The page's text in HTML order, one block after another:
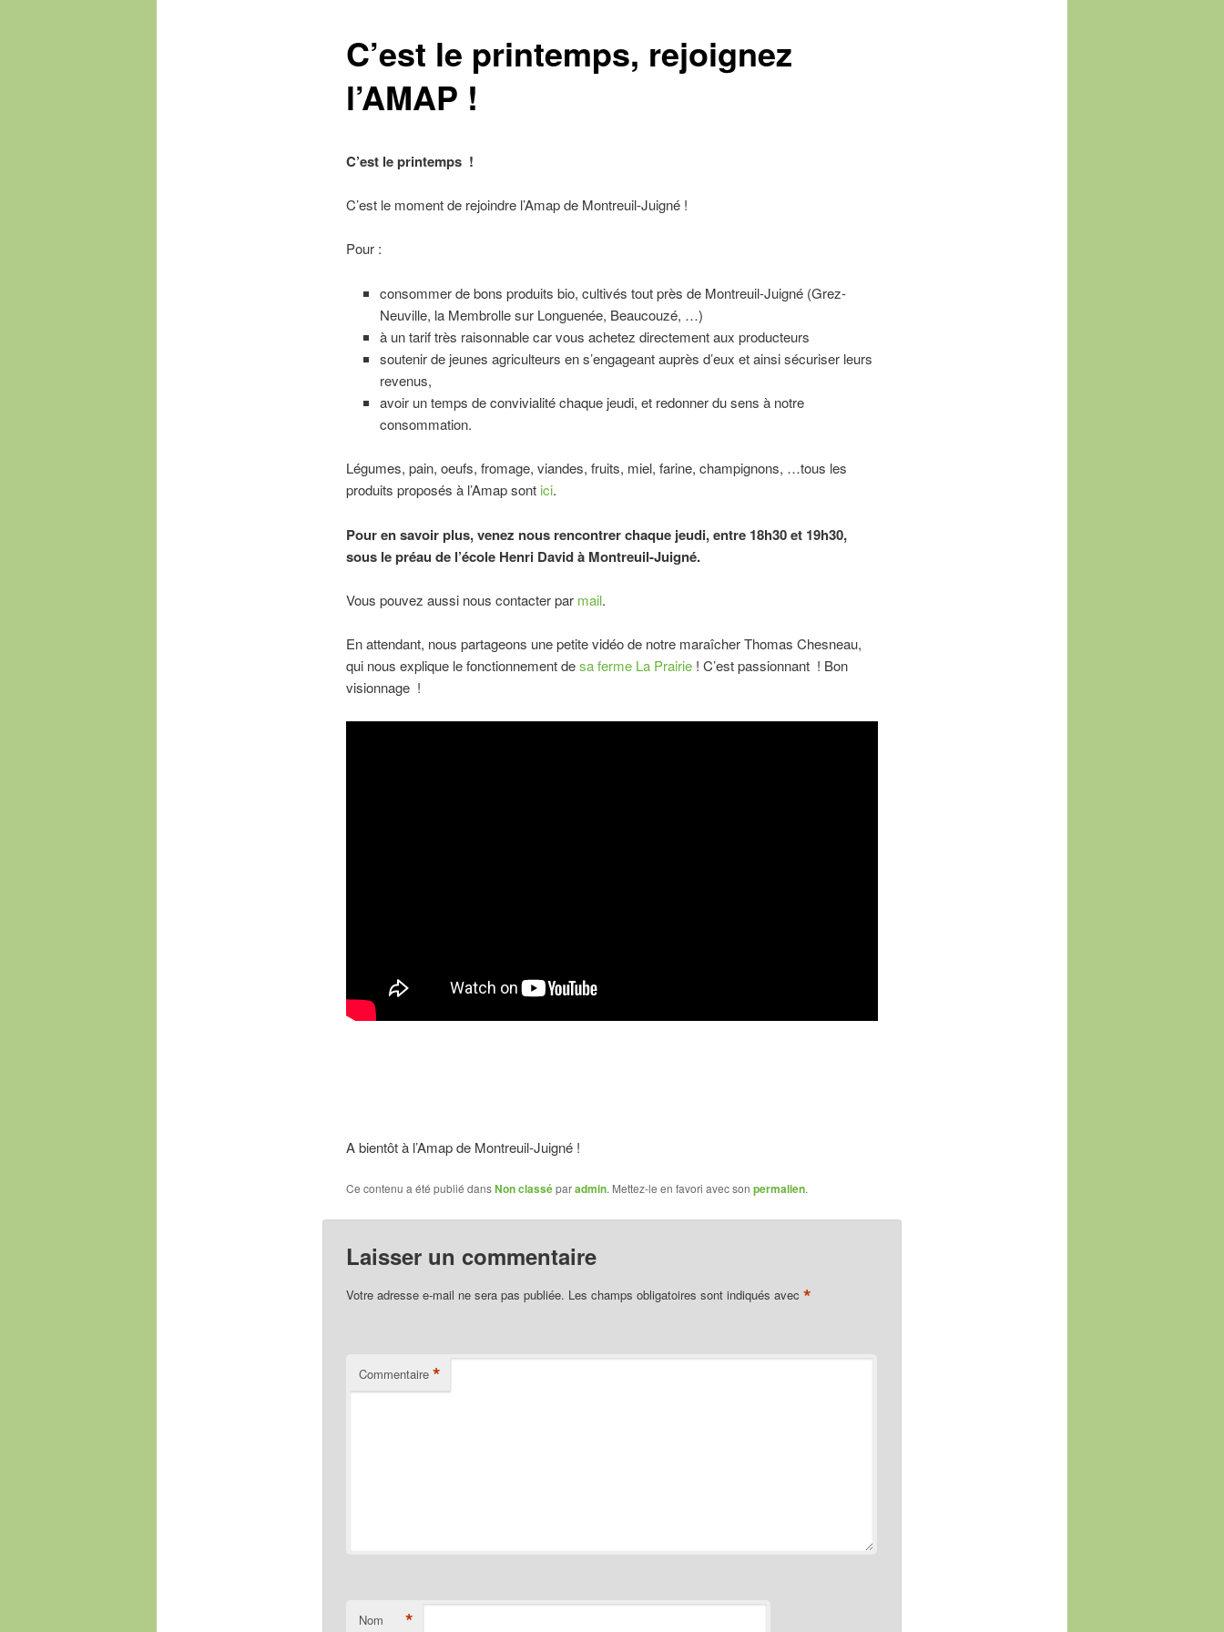
C’est le printemps, rejoignez
l’AMAP !
C’est le printemps !
C’est le moment de rejoindre l’Amap de Montreuil-Juigné !
Pour :
consommer de bons produits bio, cultivés tout près de Montreuil-Juigné (Grez-
Neuville, la Membrolle sur Longuenée, Beaucouzé, …)
à un tarif très raisonnable car vous achetez directement aux producteurs
soutenir de jeunes agriculteurs en s’engageant auprès d’eux et ainsi sécuriser leurs
revenus,
avoir un temps de convivialité chaque jeudi, et redonner du sens à notre
consommation.
Légumes, pain, oeufs, fromage, viandes, fruits, miel, farine, champignons, …tous les
produits proposés à l’Amap sont ici.
Pour en savoir plus, venez nous rencontrer chaque jeudi, entre 18h30 et 19h30,
sous le préau de l’école Henri David à Montreuil-Juigné.
Vous pouvez aussi nous contacter par mail.
En attendant, nous partageons une petite vidéo de notre maraîcher Thomas Chesneau,
qui nous explique le fonctionnement desa ferme La Prairie! C’est passionnant ! Bon
visionnage !
A bientôt à l’Amap de Montreuil-Juigné !
Ce contenu a été publié dansNon classéparadmin. Mettez-le en favori avec son permalien.
Laisser un commentaire
Votre adresse e-mail ne sera pas publiée. Les champs obligatoires sont indiqués avec *
Commentaire *
Nom *